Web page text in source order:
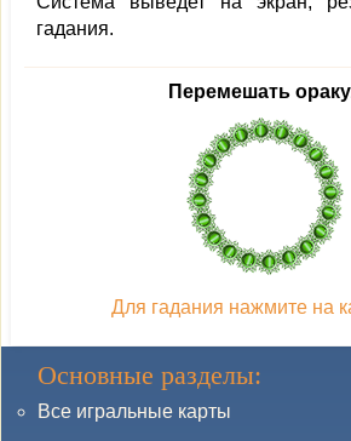
гадания.
Перемешать
Для гадания нажмите на
Основные разделы:
Все игральные карты